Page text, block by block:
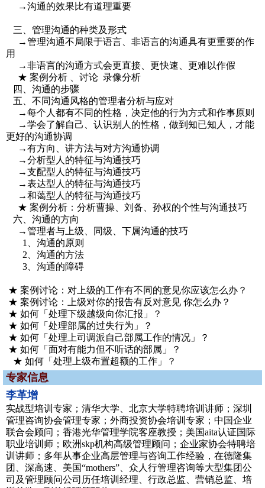
→沟通的效果比有道理重要
三、管理沟通的种类及形式
→管理沟通不局限于语言、非语言的沟通具有更重要的作
用
→非语言的沟通方式会更直接、更快速、更难以作假
★ 案例分析 、讨论 录像分析
四、沟通的步骤
五、不同沟通风格的管理者分析与应对
→每个人都有不同的性格，决定他的行为方式和作事原则
→学会了解自己、认识别人的性格，做到知已知人，才能
更好的沟通协调
→有方向、讲方法与对方沟通协调
→分析型人的特征与沟通技巧
→支配型人的特征与沟通技巧
→表达型人的特征与沟通技巧
→和蔼型人的特征与沟通技巧
★ 案例分析：分析曹操、刘备、孙权的个性与沟通技巧
六、沟通的方向
→管理者与上级、同级、下属沟通的技巧
1、沟通的原则
2、沟通的方法
3、沟通的障碍
★ 案例讨论：对上级的工作有不同的意见你应该怎么办？
★ 案例讨论：上级对你的报告有反对意见 你怎么办？
★ 如何「处理下级越级向你汇报」？
★ 如何「处理部属的过失行为」？
★ 如何「处理上司调派自己部属工作的情况」？
★ 如何「面对有能力但不听话的部属」？
★ 如何「处理上级布置超额的工作」？
专家信息
李革增
实战型培训专家；清华大学、北京大学特聘培训讲师；深圳
管理咨询协会管理专家；外商投资协会培训专家；中国企业
联合会顾问；香港光华管理学院客座教授；美国aita认证国际
职业培训师；欧洲skp机构高级管理顾问；企业家协会特聘培
训讲师；多年从事企业高层管理与咨询工作经验，在德隆集
团、深高速、美国“mothers”、众人行管理咨询等大型集团公
司及管理顾问公司历任培训经理、行政总监、营销总监、培